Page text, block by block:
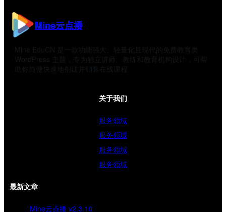
Mine云点播
Mine EduCN 是一款功能强大、轻量化且现代的免费教育类
WordPress 主题，专为独立讲师、教练和教育机构设计，可帮
助你简便快速地创建并销售在线课程
关于我们
服务领域
服务领域
服务领域
服务领域
最新文章
Mine云点播 v2.3.10